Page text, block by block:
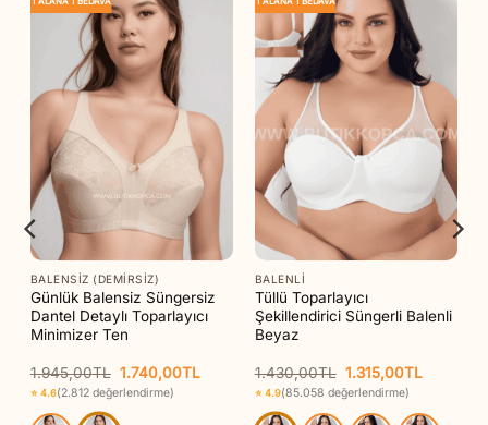
BALENSIZ (DEMIRSIZ)
Günlük Balensiz Süngersiz
Dantel Detaylı Toparlayıcı
Minimizer Ten
1.945,00TL Orijinal
fiyat:
1.945,00TL.
1.740,00TL
1.740,00TL.
⭐ 4.6(2.812 değerlendirme)
BALENLI
Tüllü Toparlayıcı
Şekillendirici Süngerli Balenli
Beyaz
1.430,00TL Orijinal
fiyat:
1.430,00TL.
1.315,00TL
⭐ 4.9(85.058 değerlendirme)